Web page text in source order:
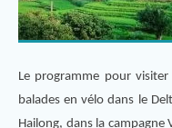
Le programme pour
balades en vélo dans le
Hailong, dans la